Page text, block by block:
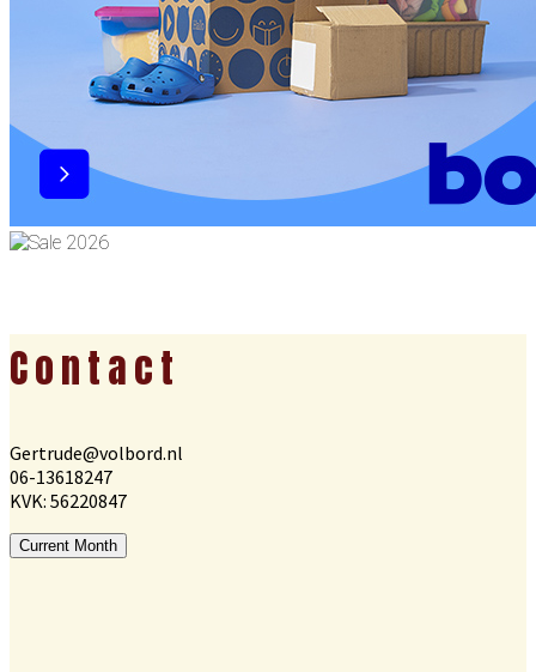
Footer
Contact
Gertrude@volbord.nl
06-13618247
KVK: 56220847
Current Month